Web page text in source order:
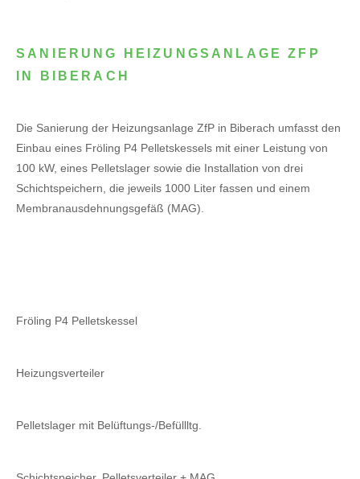
SANIERUNG HEIZUNGSANLAGE ZFP
IN BIBERACH
Die Sanierung der Heizungsanlage ZfP in Biberach umfasst den
Einbau eines Fröling P4 Pelletskessels mit einer Leistung von
100 kW, eines Pelletslager sowie die Installation von drei
Schichtspeichern, die jeweils 1000 Liter fassen und einem
Membranausdehnungsgefäß (MAG).
Fröling P4 Pelletskessel
Heizungsverteiler
Pelletslager mit Belüftungs-/Befüllltg.